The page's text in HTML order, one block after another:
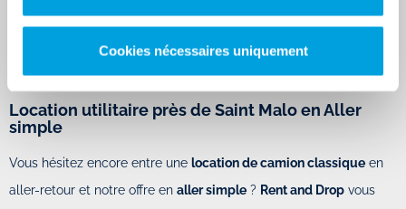
Cookies nécessaires uniquement
vous aider à choisir le véhicule qui correspond le mieux à vos
Location utilitaire près de Saint Malo en Aller
simple
Vous hésitez encore entre une location de camion classique en
aller-retour et notre offre en aller simple ? Rent and Drop vous